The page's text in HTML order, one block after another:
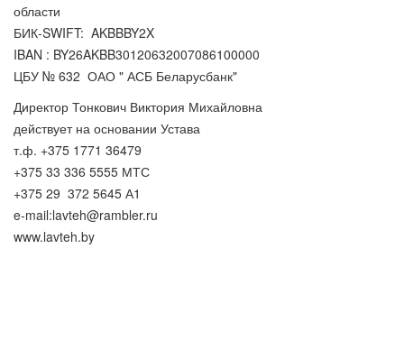
области
БИК-SWIFT: AKBBBY2X
IBAN : BY26AKBB30120632007086100000
ЦБУ № 632 ОАО " АСБ Беларусбанк"
Директор Тонкович Виктория Михайловна
действует на основании Устава
т.ф. +375 1771 36479
+375 33 336 5555 МТС
+375 29 372 5645 А1
e-mail:lavteh@rambler.ru
www.lavteh.by